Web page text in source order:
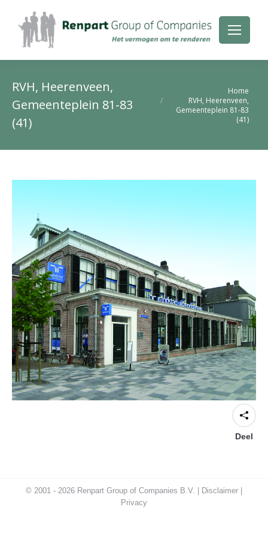
RVH, Heerenveen,
Gemeenteplein 81-83
(41)
Home
RVH, Heerenveen,
Gemeenteplein 81-83
(41)
Deel
© 2001 - 2026 Renpart Group of Companies B.V. | Disclaimer
Privacy